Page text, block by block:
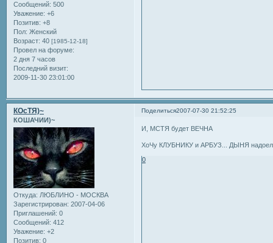
Сообщений: 500
Уважение: +6
Позитив: +8
Пол: Женский
Возраст: 40 [1985-12-18]
Провел на форуме:
2 дня 7 часов
Последний визит:
2009-11-30 23:01:00
Поделиться2007-07-30 21:52:25
КОсТЯ)~
КОШАЧИИ)~
Откуда: ЛЮБЛИНО - МОСКВА
Зарегистрирован: 2007-04-06
Приглашений: 0
Сообщений: 412
Уважение: +2
Позитив: 0
И, МСТЯ будет ВЕЧНА
ХоЧу КЛУБНИКУ и АРБУЗ... ДЫНЯ
0